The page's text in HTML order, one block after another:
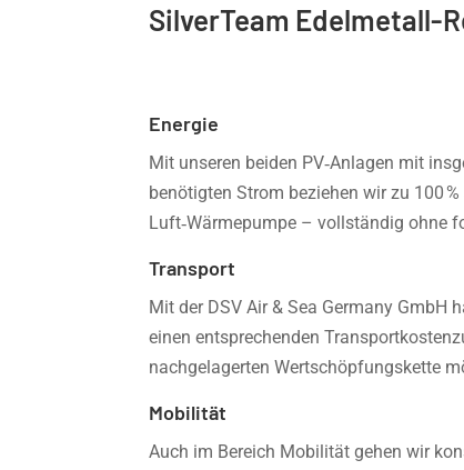
SilverTeam Edelmetall-
Energie
Mit unseren beiden PV‑Anlagen mit
benötigten Strom beziehen wir zu 100
Luft‑Wärmepumpe – vollständig ohne
Transport
Mit der DSV Air & Sea Germany GmbH
einen entsprechenden
nachgelagerten Wertschöpfungskette
Mobilität
Auch im Bereich Mobilität gehen wir